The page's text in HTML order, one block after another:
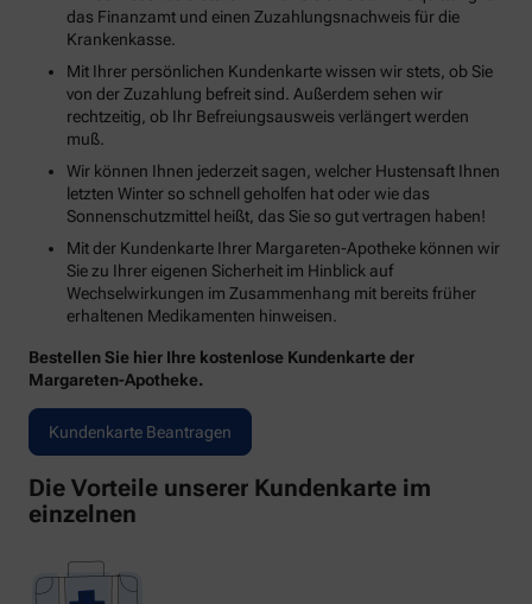
das Finanzamt und einen Zuzahlungsnachweis für die
Krankenkasse.
Mit Ihrer persönlichen Kundenkarte wissen wir stets, ob Sie
von der Zuzahlung befreit sind. Außerdem sehen wir
rechtzeitig, ob Ihr Befreiungsausweis verlängert werden
muß.
Wir können Ihnen jederzeit sagen, welcher Hustensaft Ihnen
letzten Winter so schnell geholfen hat oder wie das
Sonnenschutzmittel heißt, das Sie so gut vertragen haben!
Mit der Kundenkarte Ihrer Margareten-Apotheke können wir
Sie zu Ihrer eigenen Sicherheit im Hinblick auf
Wechselwirkungen im Zusammenhang mit bereits früher
erhaltenen Medikamenten hinweisen.
Bestellen Sie hier Ihre kostenlose Kundenkarte der
Margareten-Apotheke.
Kundenkarte Beantragen
Die Vorteile unserer Kundenkarte im
einzelnen